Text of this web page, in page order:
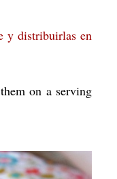
y distribuirlas en
on a serving